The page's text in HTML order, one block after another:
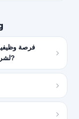
(Admin Officer) لشركة عقارية رائدة في البحرين?